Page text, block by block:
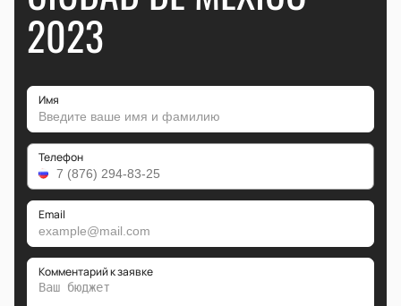
2023
Имя
Телефон
Email
Комментарий к заявке